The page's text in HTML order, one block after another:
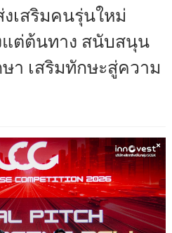
งเสริมคนรุ่นใหม่
แต่ต้นทาง สนับสนุน
า เสริมทักษะสู่ความ